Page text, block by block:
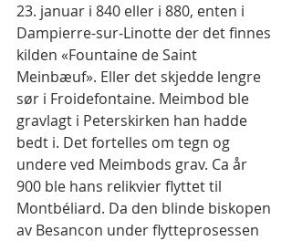
23. januar i 840 eller i 880, enten i
Dampierre-sur-Linotte der det finnes
kilden «Fountaine de Saint
Meinbæuf». Eller det skjedde lengre
sør i Froidefontaine. Meimbod ble
gravlagt i Peterskirken han hadde
bedt i. Det fortelles om tegn og
undere ved Meimbods grav. Ca år
900 ble hans relikvier flyttet til
Montbéliard. Da den blinde biskopen
av Besancon under flytteprosessen